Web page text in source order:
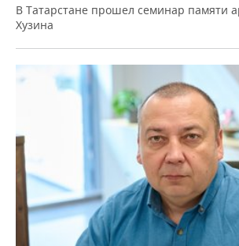
В Татарстане прошел семинар памяти
Хузина